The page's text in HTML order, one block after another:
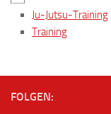
Ju-Jutsu-Training
Training
FOLGEN: